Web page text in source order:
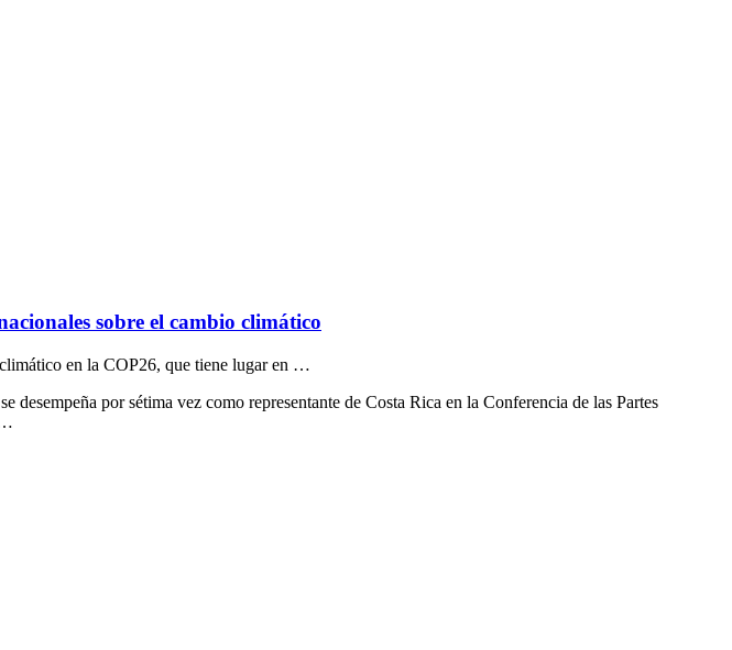
sobre el cambio climático
en la COP26, que tiene lugar en …
por sétima vez como representante de Costa Rica en la Conferencia de las Partes
…